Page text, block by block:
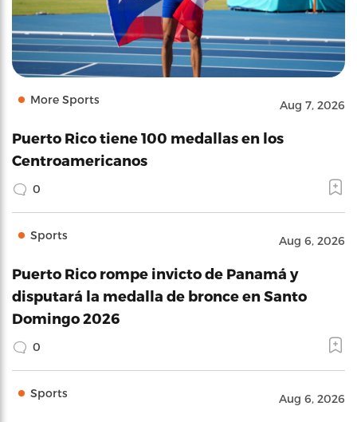
More Sports Aug 7, 2026
Puerto Rico tiene 100 medallas en los
Centroamericanos
0
Sports Aug 6, 2026
Puerto Rico rompe invicto de Panamá y
disputará la medalla de bronce en Santo
Domingo 2026
0
Sports Aug 6, 2026